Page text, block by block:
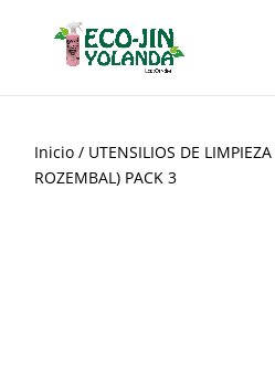
Inicio / UTENSILIOS DE LIMPIEZA
ROZEMBAL) PACK 3